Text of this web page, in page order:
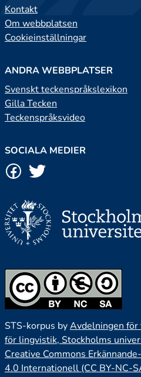
Kontakt
Om webbplatsen
Cookieinställningar
ANDRA WEBBPLATSER
Svenskt teckenspråkslexikon
Gilla Tecken
Teckenspråksvideo
SOCIALA MEDIER
STS-korpus byAvdelningen för
för lingvistik, Stockholms
Creative Commons
4.0 Internationell (CC BY-NC-